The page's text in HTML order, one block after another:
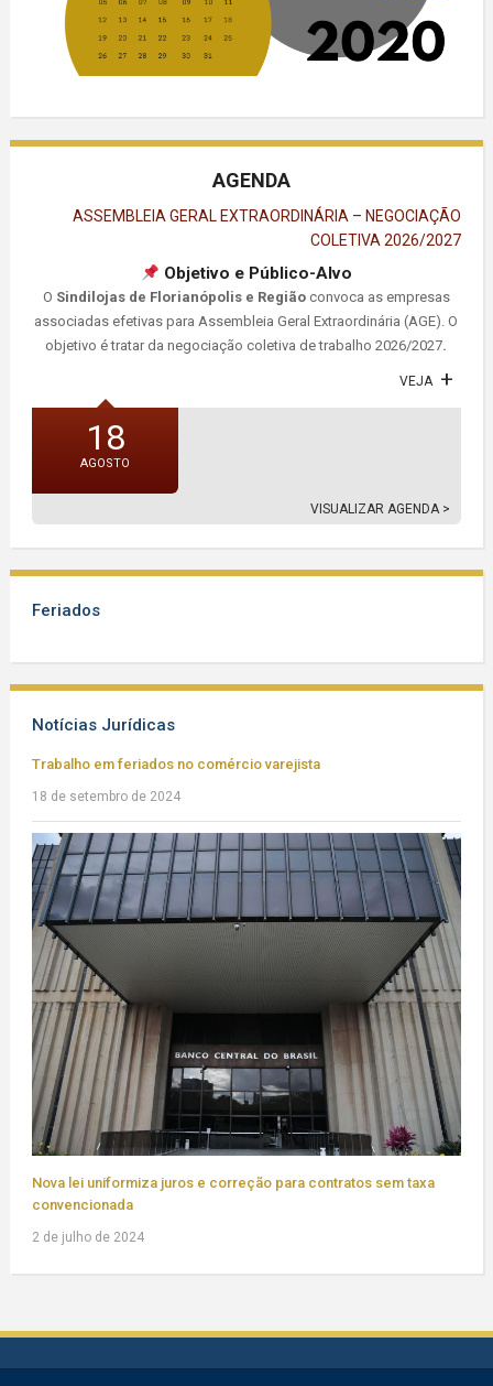
AGENDA
ASSEMBLEIA GERAL EXTRAORDINÁRIA – NEGOCIAÇÃO
COLETIVA 2026/2027
Objetivo e Público-Alvo
O Sindilojas de Florianópolis e Regiãoconvoca as empresas
associadas efetivas para Assembleia Geral Extraordinária (AGE). O
objetivo é tratar da negociação coletiva de trabalho 2026/2027.
VEJA
18
AGOSTO
VISUALIZAR AGENDA >
Feriados
Notícias Jurídicas
Trabalho em feriados no comércio varejista
18 de setembro de 2024
Nova lei uniformiza juros e correção para contratos sem taxa
convencionada
2 de julho de 2024